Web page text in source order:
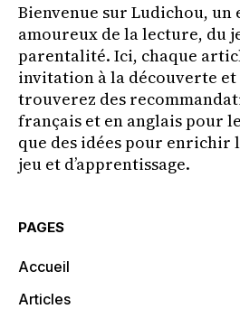
Bienvenue sur Ludichou, un
amoureux de la lecture, du
parentalité. Ici, chaque
invitation à la découverte et
trouverez des
français et en anglais pour
que des idées pour enrichir
jeu et d’apprentissage.
PAGES
Accueil
Articles